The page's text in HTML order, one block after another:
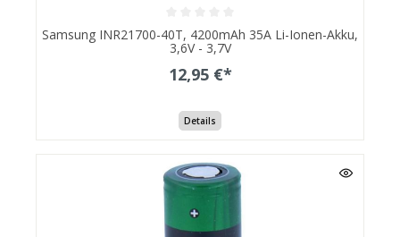
Samsung INR21700-40T, 4200mAh 35A Li-Ionen-Akku,
3,6V - 3,7V
12,95 €*
Details